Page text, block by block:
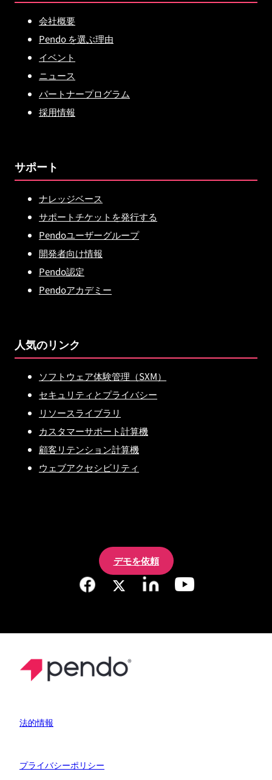
会社概要
Pendo を選ぶ理由
イベント
ニュース
パートナープログラム
採用情報
サポート
ナレッジベース
サポートチケットを発行する
Pendoユーザーグループ
開発者向け情報
Pendo認定
Pendoアカデミー
人気のリンク
ソフトウェア体験管理（SXM）
セキュリティとプライバシー
リソースライブラリ
カスタマーサポート計算機
顧客リテンション計算機
ウェブアクセシビリティ
デモを依頼
法的情報
プライバシーポリシー